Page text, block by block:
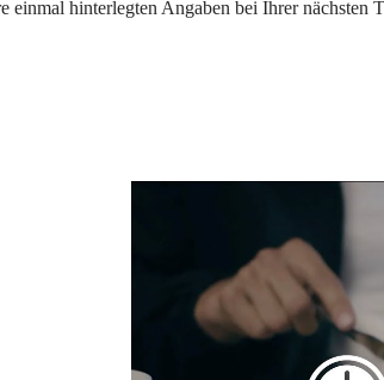
hinterlegten Angaben bei Ihrer nächsten